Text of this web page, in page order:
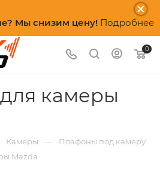
Мы снизим цену! Подробнее
0
камеры
Камеры — Плафоны под камеру
Mazda